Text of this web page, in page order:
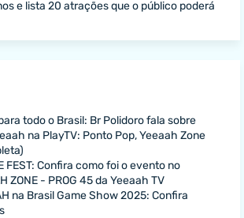
e lista 20 atrações que o público poderá
todo o Brasil: Br Polidoro fala sobre
na PlayTV: Ponto Pop, Yeeaah Zone
FEST: Confira como foi o evento no
ZONE - PROG 45 da Yeeaah TV
na Brasil Game Show 2025: Confira